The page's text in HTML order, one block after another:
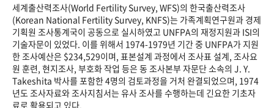
세계출산력조사(World Fertility Survey, WFS)의 한국출산력조사
(Korean National Fertility Survey, KNFS)는 가족계획연구원과 경제
기획원 조사통계국이 공동으로 실시하였고 UNFPA의 재정지원과 ISI의
기술자문이 있었다. 이를 위해서 1974-1979년 기간 중 UNFPA가 지원
한 조사예산은 $234,529이며, 표본설계 과정에서 조사표 설계, 조사요
원 훈련, 현지조사, 부호화 작업 등은 동 조사본부 자문단 소속의 J. Y.
Takeshita 박사를 포함한 4명의 검토과정을 거처 완결되었으며, 1974
년도 조사자료와 조사지침서는 유사 조사를 수행하는데 긴요한 기초자
료로 활용되고 있다.